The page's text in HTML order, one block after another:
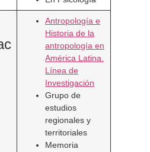
Antropología e
Historia de la
antropología en
América Latina.
Línea de
Investigación
Grupo de
estudios
regionales y
territoriales
Memoria